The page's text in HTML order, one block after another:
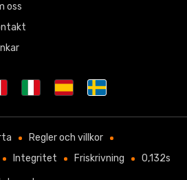
oss
Regler och villkor
Integritet Friskrivning 0,132s